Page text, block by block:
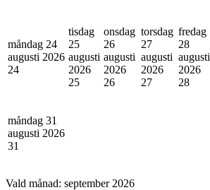
måndag 24
augusti 2026
24
tisdag
25
augusti
2026
25
onsdag
26
augusti
2026
26
torsdag
27
augusti
2026
27
fredag
28
augusti
2026
28
måndag 31
augusti 2026
31
Vald månad: september 2026